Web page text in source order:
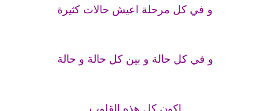
و في كل مرحلة اعيش حالات كثيرة
و في كل حالة و بين كل حالة و حالة